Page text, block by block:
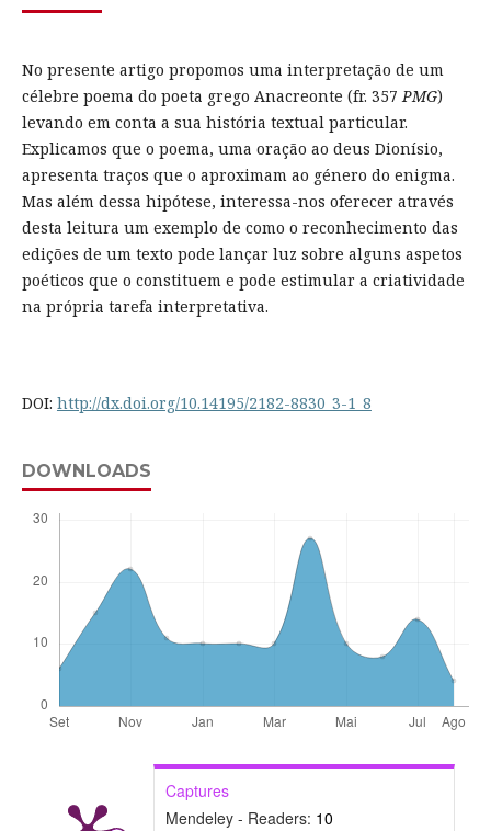
No presente artigo propomos uma interpretação de um
célebre poema do poeta grego Anacreonte (fr. 357PMG)
levando em conta a sua história textual particular.
Explicamos que o poema, uma oração ao deus Dionísio,
apresenta traços que o aproximam ao género do enigma.
Mas além dessa hipótese, interessa-nos oferecer através
desta leitura um exemplo de como o reconhecimento das
edições de um texto pode lançar luz sobre alguns aspetos
poéticos que o constituem e pode estimular a criatividade
na própria tarefa interpretativa.
DOI: http://dx.doi.org/10.14195/2182-8830_3-1_8
DOWNLOADS
Captures
Mendeley - Readers: 10